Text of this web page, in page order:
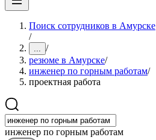
Поиск сотрудников в Амурске
/
... /
резюме в Амурске/
инженер по горным работам/
проектная работа
инженер по горным работам